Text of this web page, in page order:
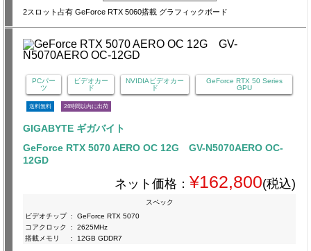
2スロット占有 GeForce RTX 5060搭載 グラフィックボード
PCパー
ツ
ビデオカー
ド
NVIDIAビデオカー
ド
GeForce RTX 50 Series
GPU
送料無料 24時間以内に出荷
GIGABYTE ギガバイト
GeForce RTX 5070 AERO OC 12G GV-N5070AERO OC-
12GD
ネット価格： ¥162,800(税込)
スペック
ビデオチップ :
GeForce RTX 5070
コアクロック
:
2625MHz
搭載メモリ
: 12GB GDDR7